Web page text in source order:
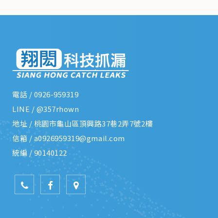
電話 /0926-959319
LINE /@357rhown
地址 / 桃園市龜山區頂興路37巷2弄7號2樓
信箱 /a0926959319@gmail.com
統編 /90140122